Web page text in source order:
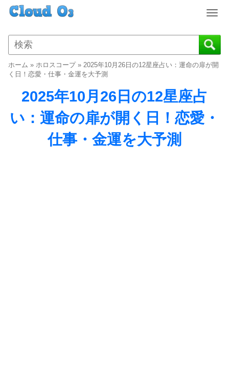
T
g
g
e
i
ホーム » ホロスコープ» 2025年10月26日の12星座占い：運命の扉が開
く日！恋愛・仕事・金運を大予測
2025年10月26日の12星座占
い：運命の扉が開く日！恋愛・
仕事・金運を大予測